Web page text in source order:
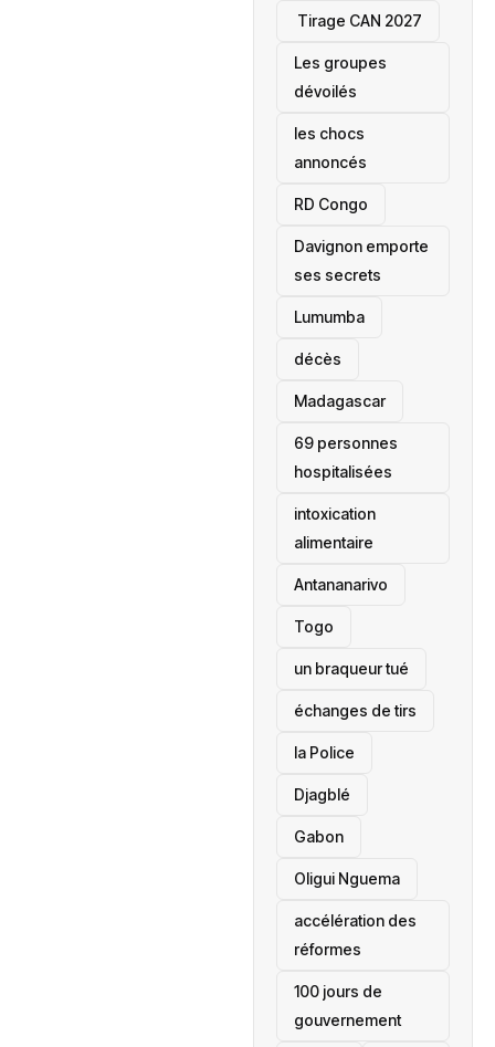
‎ Tirage CAN 2027
Les groupes
dévoilés
les chocs
annoncés
‎RD Congo
Davignon emporte
ses secrets
Lumumba
décès
‎Madagascar
69 personnes
hospitalisées
intoxication
alimentaire
Antananarivo
‎Togo
un braqueur tué
échanges de tirs
la Police
Djagblé
Gabon
Oligui Nguema
accélération des
réformes
100 jours de
gouvernement